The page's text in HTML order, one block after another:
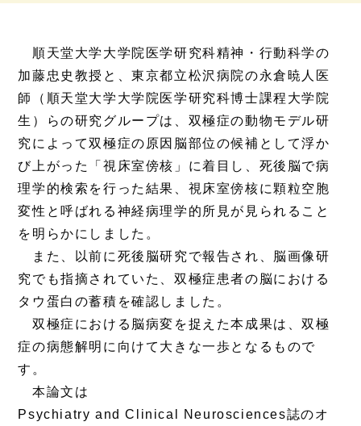
順天堂大学大学院医学研究科精神・行動科学の
加藤忠史教授と、東京都立松沢病院の永倉暁人医
師（順天堂大学大学院医学研究科博士課程大学院
生）らの研究グループは、双極症の動物モデル研
究によって双極症の原因脳部位の候補として浮か
び上がった「視床室傍核」に着目し、死後脳で病
理学的検索を行った結果、視床室傍核に顆粒空胞
変性と呼ばれる神経病理学的所見が見られること
を明らかにしました。
また、以前に死後脳研究で報告され、脳画像研
究でも指摘されていた、双極症患者の脳における
タウ蛋白の蓄積を確認しました。
双極症における脳病変を捉えた本成果は、双極
症の病態解明に向けて大きな一歩となるもので
す。
本論文は
Psychiatry and Clinical Neurosciences誌のオ